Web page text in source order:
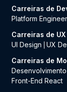
Carreiras de
Platform
Carreiras de UX
UI Design
UX
Carreiras de
Front-End React